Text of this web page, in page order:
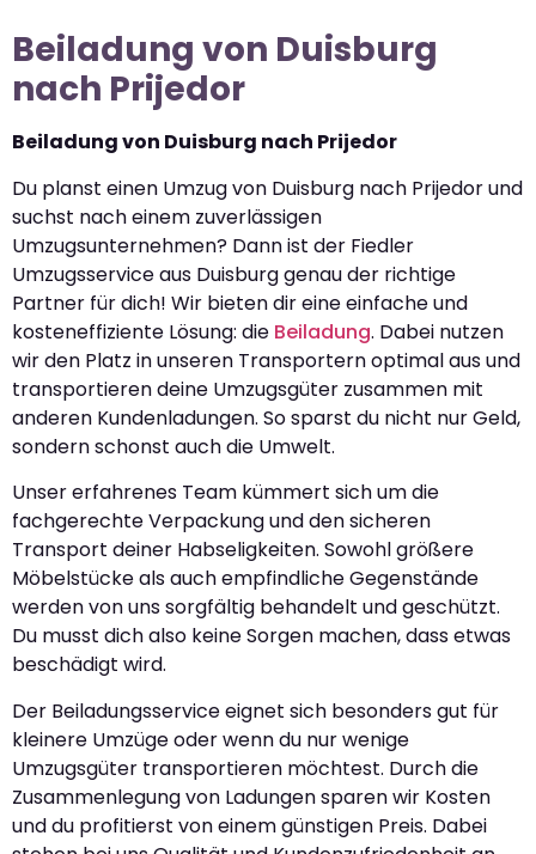
Beiladung von Duisburg
nach Prijedor
Beiladung von Duisburg nach Prijedor
Du planst einen Umzug von Duisburg nach Prijedor und
suchst nach einem zuverlässigen
Umzugsunternehmen? Dann ist der Fiedler
Umzugsservice aus Duisburg genau der richtige
Partner für dich! Wir bieten dir eine einfache und
kosteneffiziente Lösung: die Beiladung. Dabei nutzen
wir den Platz in unseren Transportern optimal aus und
transportieren deine Umzugsgüter zusammen mit
anderen Kundenladungen. So sparst du nicht nur Geld,
sondern schonst auch die Umwelt.
Unser erfahrenes Team kümmert sich um die
fachgerechte Verpackung und den sicheren
Transport deiner Habseligkeiten. Sowohl größere
Möbelstücke als auch empfindliche Gegenstände
werden von uns sorgfältig behandelt und geschützt.
Du musst dich also keine Sorgen machen, dass etwas
beschädigt wird.
Der Beiladungsservice eignet sich besonders gut für
kleinere Umzüge oder wenn du nur wenige
Umzugsgüter transportieren möchtest. Durch die
Zusammenlegung von Ladungen sparen wir Kosten
und du profitierst von einem günstigen Preis. Dabei